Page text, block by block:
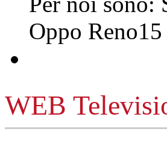
Oppo
WEB